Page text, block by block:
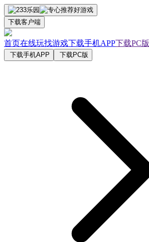
下载客户端
首页在线玩找游戏下载手机APP下载PC版
下载手机APP 下载PC版